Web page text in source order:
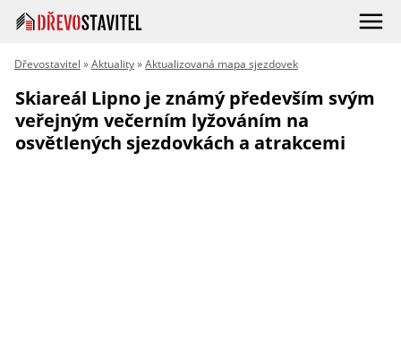
Dřevostavitel »Aktuality»Aktualizovaná mapa sjezdovek
Skiareál Lipno je známý především svým
veřejným večerním lyžováním na
osvětlených sjezdovkách a atrakcemi